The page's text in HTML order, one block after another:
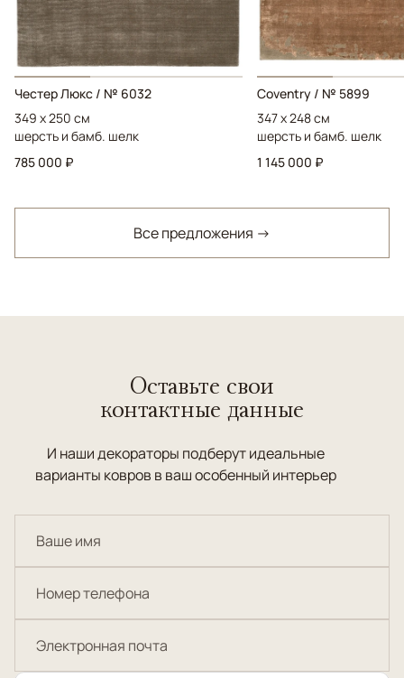
Честер Люкс / № 6032
349 x 250 см
шерсть и бамб. шелк
785 000 ₽
Coventry / № 5899
347 x 248 см
шерсть и бамб. шелк
1 145 000 ₽
Все предложения →
Оставьте свои
контактные данные
И наши декораторы подберут идеальные
варианты ковров в ваш особенный интерьер